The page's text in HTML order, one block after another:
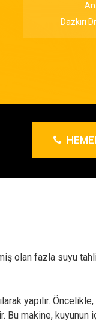
Dazkırı
olan fazla suyu
yapılır. Öncelikle,
Bu makine,